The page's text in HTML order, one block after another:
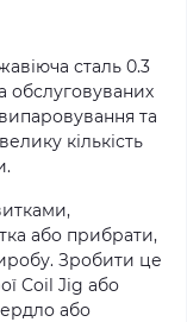
сталь 0.3
обслуговуваних
та
кількість
або прибрати,
Зробити це
Coil Jig або
або